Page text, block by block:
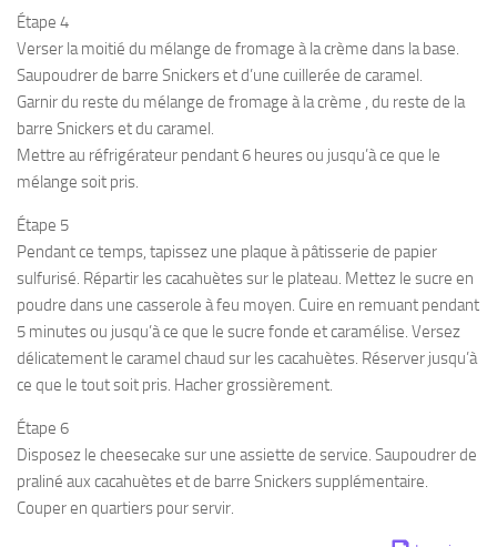
Étape 4
Verser la moitié du mélange de fromage à la crème dans la base.
Saupoudrer de barre Snickers et d’une cuillerée de caramel.
Garnir du reste du mélange de fromage à la crème , du reste de la
barre Snickers et du caramel.
Mettre au réfrigérateur pendant 6 heures ou jusqu’à ce que le
mélange soit pris.
Étape 5
Pendant ce temps, tapissez une plaque à pâtisserie de papier
sulfurisé. Répartir les cacahuètes sur le plateau. Mettez le sucre en
poudre dans une casserole à feu moyen. Cuire en remuant pendant
5 minutes ou jusqu’à ce que le sucre fonde et caramélise. Versez
délicatement le caramel chaud sur les cacahuètes. Réserver jusqu’à
ce que le tout soit pris. Hacher grossièrement.
Étape 6
Disposez le cheesecake sur une assiette de service. Saupoudrer de
praliné aux cacahuètes et de barre Snickers supplémentaire.
Couper en quartiers pour servir.